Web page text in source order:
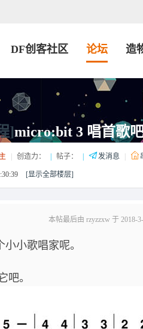
DF创客社区 论坛 造
]micro:bit 3 唱首歌
创造力： 帖子： 发消息
[显示全部楼层]
本帖最后由 rzyzzxw 于 2018-
小小歌唱家呢。
吧。